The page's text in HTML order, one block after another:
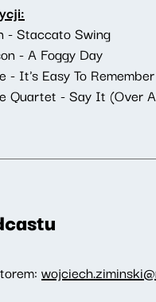
- Staccato Swing
- A Foggy Day
- It's Easy To
Quartet - Say It (Over